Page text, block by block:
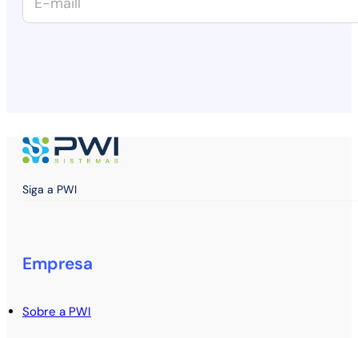
m
Siga a PWI
Empresa
Sobre a PWI